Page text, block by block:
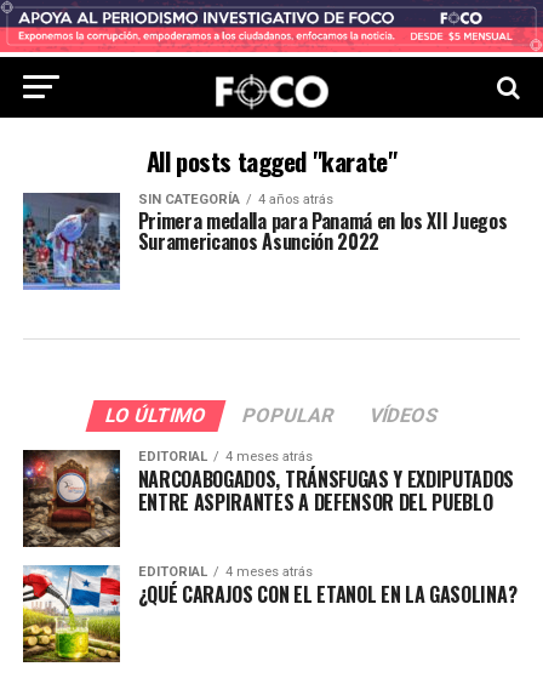
All posts tagged "karate"
SIN CATEGORÍA 4 años atrás
Primera medalla para Panamá en los XII Juegos
Suramericanos Asunción 2022
LO ÚLTIMO POPULAR VÍDEOS
EDITORIAL 4 meses atrás
NARCOABOGADOS, TRÁNSFUGAS Y EXDIPUTADOS
ENTRE ASPIRANTES A DEFENSOR DEL PUEBLO
EDITORIAL 4 meses atrás
¿QUÉ CARAJOS CON EL ETANOL EN LA GASOLINA?